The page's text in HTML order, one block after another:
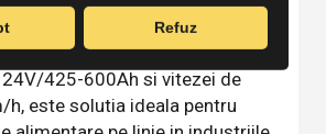
Refuz
si 7.000 kg, inclusiv
Datorita motorului AC de 2,6-
24V/425-600Ah si vitezei de
h, este solutia ideala pentru